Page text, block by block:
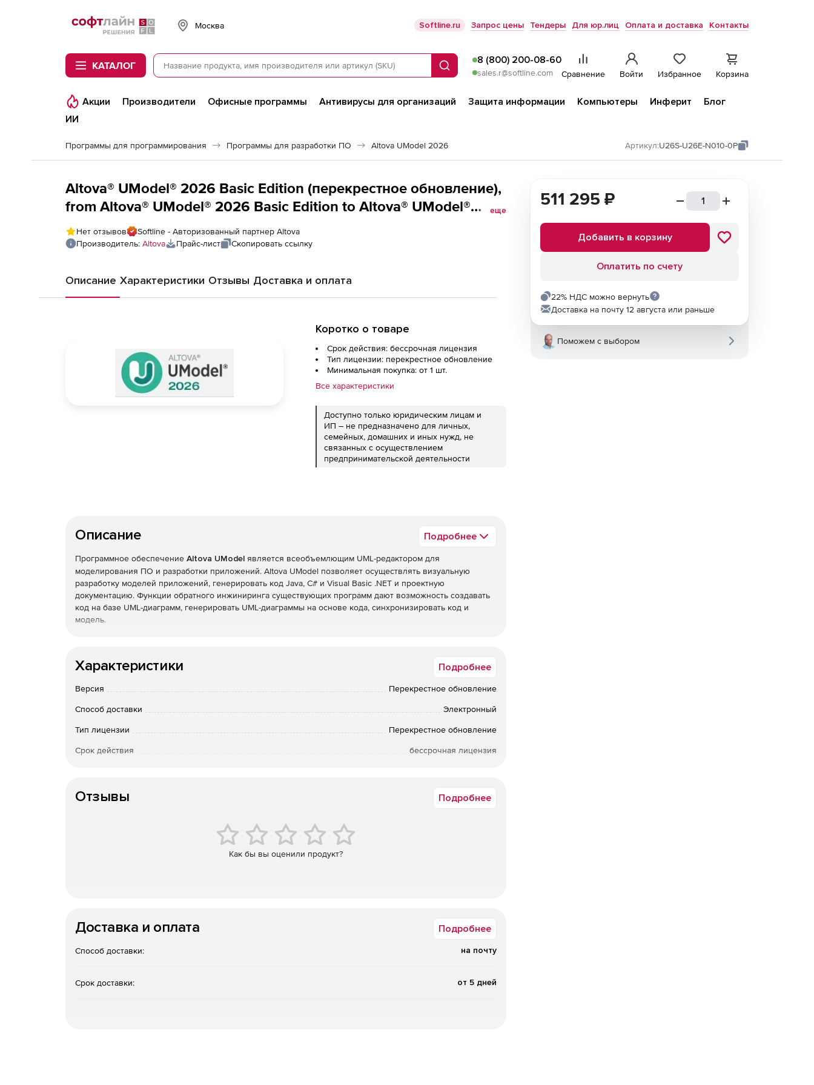
Softline
Москва Softline.ru Запрос цены Тендеры Для юр.лиц Оплата и доставка Контакты
КАТАЛОГ Поиск
8 (800) 200-08-60
sales.r@softline.com Сравнение Войти Избранное Корзина
Акции Производители Офисные программы Антивирусы для организаций Защита информации Компьютеры Инферит
Блог
ИИ
Программы для программирования Программы для разработки ПО Altova UModel 2026 Артикул:U26S-U26E-N010-0P
Altova® UModel® 2026 Basic Edition (перекрестное обновление),
from Altova® UModel® 2026 Basic Edition to Altova® UModel®
2026 Enterprise Edition Named Users (10)
еще
Нет отзывов
Softline - Авторизованный партнер Altova
Производитель: Altova Прайс-лист Скопировать ссылку
Описание Характеристики Отзывы Доставка и оплата
Коротко о товаре
Срок действия: бессрочная лицензия
Тип лицензии: перекрестное обновление
Минимальная покупка: от 1 шт.
Все характеристики
Доступно только юридическим лицам и
ИП – не предназначено для личных,
семейных, домашних и иных нужд, не
связанных с осуществлением
предпринимательской деятельности
Описание Подробнее
Программное обеспечение Altova UModel является всеобъемлющим UML-редактором для
моделирования ПО и разработки приложений. Altova UModel позволяет осуществлять визуальную
разработку моделей приложений, генерировать код Java, C# и Visual Basic .NET и проектную
документацию. Функции обратного инжиниринга существующих программ дают возможность создавать
код на базе UML-диаграмм, генерировать UML-диаграммы на основе кода, синхронизировать код и
модель.
типы UML-диаграмм (объектов и классов, поведения, с композитной структурой, архитектурные и др.).
Характеристики Altova UModel:
Поддержка всех основных типов диаграмм UML 2.4.
Моделирование XML-схем в UML-диаграммах.
Диаграммы бизнес-процессов (BPMN 1.0 и 2.0) (Professional и Enterprise).
Характеристики Подробнее
Версия Перекрестное обновление
Способ доставки Электронный
Тип лицензии Перекрестное обновление
Срок действия бессрочная лицензия
Отзывы Подробнее
Как бы вы оценили продукт?
Доставка и оплата Подробнее
Способ доставки: на почту
Срок доставки: от 5 дней
511 295 ₽
Добавить в корзину
Оплатить по счету
22% НДС можно вернуть
Доставка на почту 12 августа или раньше
Поможем с выбором